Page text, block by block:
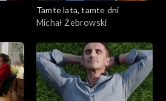
Tamte lata, tamte dni
Michał Żebrowski